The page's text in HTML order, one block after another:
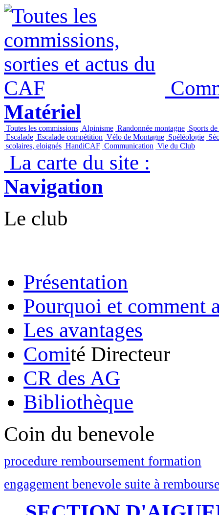
Matériel
Toutes les commissions Alpinisme Randonnée montagne Sports
Escalade Escalade compétition Vélo de Montagne Spéléologie
scolaires, eloignés HandiCAF Communication Vie du Club
La carte du site :
Navigation
Le club
Présentation
Pourquoi et comment
Les avantages
Comité Directeur
CR des AG
Bibliothèque
Coin du benevole
procedure remboursement formation
engagement benevole suite à